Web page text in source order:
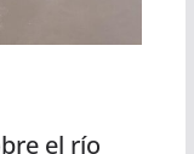
el río